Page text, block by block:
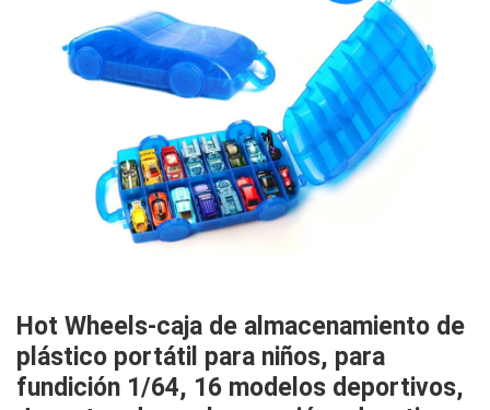
Hot Wheels-caja de almacenamiento de
plástico portátil para niños, para
fundición 1/64, 16 modelos deportivos,